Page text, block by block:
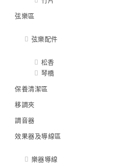
弦樂區
弦樂配件
松香
琴橋
保養清潔區
移調夾
調音器
效果器及導線區
樂器導線